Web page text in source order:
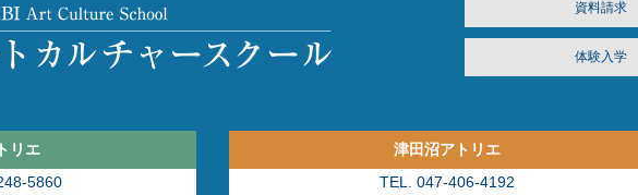
資料請求
体験入学
リエ
5860
津田沼アトリエ
TEL. 047-406-4192